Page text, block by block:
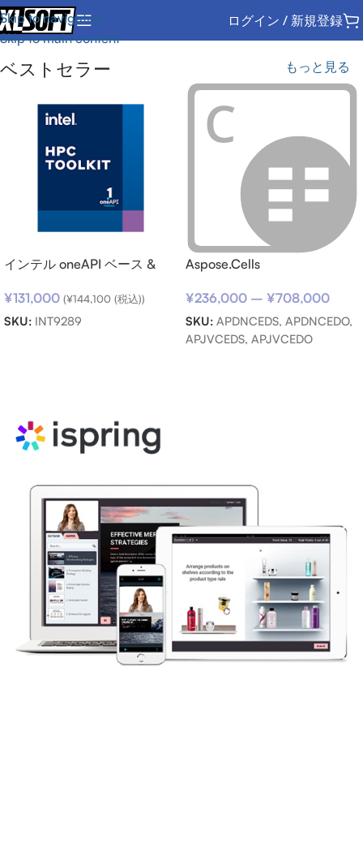
Skip to navigation
Skip to main content
ログイン / 新規登録
ベストセラー もっと見る
インテル oneAPI ベース &
ノード) SSR (期限内更新用)
¥131,000 (¥144,100 (税込))
SKU: INT9289
Aspose.Cells
¥236,000 – ¥708,000
SKU: APDNCEDS, APDNCEDO,
APJVCEDS, APJVCEDO